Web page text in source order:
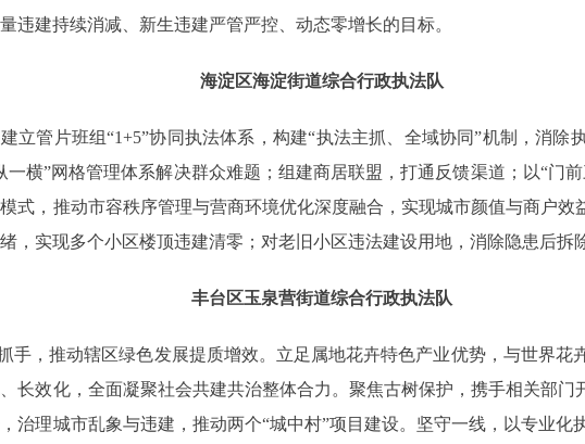
违建持续消减、新生违建严管严控、动态零增长的目标。
海淀区海淀街道综合行政执法队
管片班组“1+5”协同执法体系，构建“执法主抓、全域协同”机制，消除
横”网格管理体系解决群众难题；组建商居联盟，打通反馈渠道；以“门
式，推动市容秩序管理与营商环境优化深度融合，实现城市颜值与商户效
，实现多个小区楼顶违建清零；对老旧小区违法建设用地，消除隐患后拆
丰台区玉泉营街道综合行政执法队
，推动辖区绿色发展提质增效。立足属地花卉特色产业优势，与世界花
长效化，全面凝聚社会共建共治整体合力。聚焦古树保护，携手相关部门
治理城市乱象与违建，推动两个“城中村”项目建设。坚守一线，以专业化